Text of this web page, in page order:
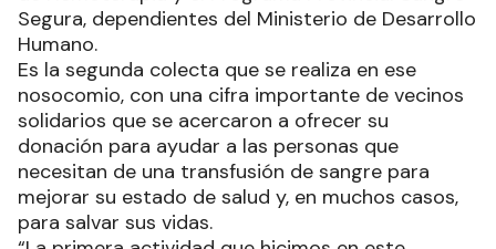
Segura, dependientes del Ministerio de Desarrollo
Humano.
Es la segunda colecta que se realiza en ese
nosocomio, con una cifra importante de vecinos
solidarios que se acercaron a ofrecer su
donación para ayudar a las personas que
necesitan de una transfusión de sangre para
mejorar su estado de salud y, en muchos casos,
para salvar sus vidas.